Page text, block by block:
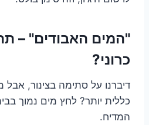
"המים האבודים" –
כרוני?
דיברנו על סתימה בצינור,
כללית יותר? לחץ מים נמוך
המדיח.